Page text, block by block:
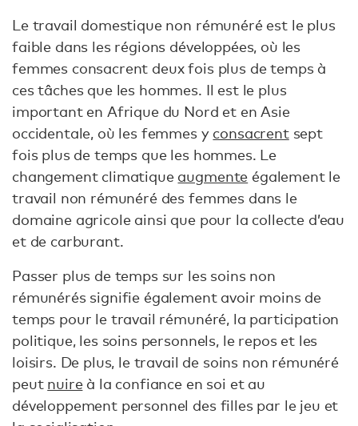
Le travail domestique non rémunéré est le plus
faible dans les régions développées, où les
femmes consacrent deux fois plus de temps à
ces tâches que les hommes. Il est le plus
important en Afrique du Nord et en Asie
occidentale, où les femmes y consacrentsept
fois plus de temps que les hommes. Le
changement climatique augmente également le
travail non rémunéré des femmes dans le
domaine agricole ainsi que pour la collecte d’eau
et de carburant.
Passer plus de temps sur les soins non
rémunérés signifie également avoir moins de
temps pour le travail rémunéré, la participation
politique, les soins personnels, le repos et les
loisirs. De plus, le travail de soins non rémunéré
peut nuireà la confiance en soi et au
développement personnel des filles par le jeu et